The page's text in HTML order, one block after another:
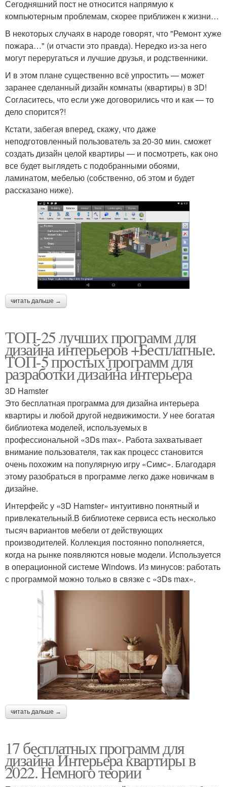
Сегодняшний пост не относится напрямую к
компьютерным проблемам, скорее приближен к жизни…
В некоторых случаях в народе говорят, что "Ремонт хуже
пожара…" (и отчасти это правда). Нередко из-за него
могут переругаться и лучшие друзья, и родственники.
И в этом плане существенно всё упростить — может
заранее сделанный дизайн комнаты (квартиры) в 3D!
Согласитесь, что если уже договорились что и как — то
дело спорится?!
Кстати, забегая вперед, скажу, что даже
неподготовленный пользователь за 20-30 мин. сможет
создать дизайн целой квартиры — и посмотреть, как оно
все будет выглядеть с подобранными обоями,
ламинатом, мебелью (собственно, об этом и будет
рассказано ниже).
читать дальше →
ТОП-25 лучших программ для
дизайна интерьеров +Бесплатные.
ТОП-5 простых программ для
разработки дизайна интерьера
3D Hamster
Это бесплатная программа для дизайна интерьера
квартиры и любой другой недвижимости. У нее богатая
библиотека моделей, используемых в
профессиональной «3Ds max». Работа захватывает
внимание пользователя, так как процесс становится
очень похожим на популярную игру «Симс». Благодаря
этому разобраться в программе легко даже новичкам в
дизайне.
Интерфейс у «3D Hamster» интуитивно понятный и
привлекательный.В библиотеке сервиса есть несколько
тысяч вариантов мебели от действующих
производителей. Коллекция постоянно пополняется,
когда на рынке появляются новые модели. Используется
в операционной системе Windows. Из минусов: работать
с программой можно только в связке с «3Ds max».
читать дальше →
17 бесплатных программ для
дизайна Интерьера квартиры в
2022. Немного теории